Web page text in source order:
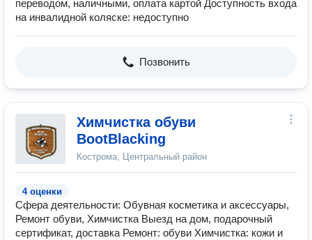
переводом, наличными, оплата картой Доступность входа
на инвалидной коляске: недоступно
Позвонить
Химчистка обуви
BootBlacking
Кострома, Центральный район
4 оценки
Сфера деятельности: Обувная косметика и аксессуары,
Ремонт обуви, Химчистка Выезд на дом, подарочный
сертификат, доставка Ремонт: обуви Химчистка: кожи и